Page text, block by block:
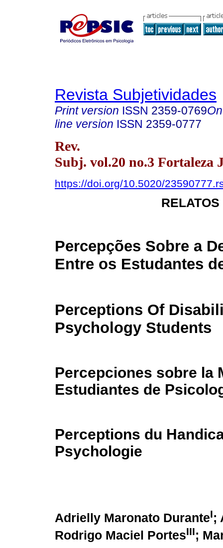
Revista Subjetividades
Print version ISSN 2359-0769
line version ISSN 2359-0777
Rev.
Subj. vol.20 no.3 Fortaleza
https://doi.org/10.5020/
Percepções Sobre a
Entre os Estudantes
Perceptions Of
Psychology Students
Percepciones sobre la
Estudiantes de
Perceptions du
Psychologie
Adrielly Maronato DuranteI;
Rodrigo Maciel PortesIII;